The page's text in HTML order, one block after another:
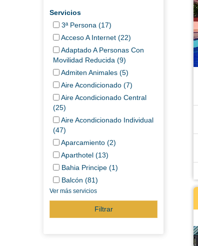
Servicios
3ª Persona (17)
Acceso A Internet (22)
Adaptado A Personas Con
Movilidad Reducida (9)
Admiten Animales (5)
Aire Acondicionado (7)
Aire Acondicionado Central
(25)
Aire Acondicionado Individual
(47)
Aparcamiento (2)
Aparthotel (13)
Bahia Principe (1)
Balcón (81)
Ver más servicios
Filtrar